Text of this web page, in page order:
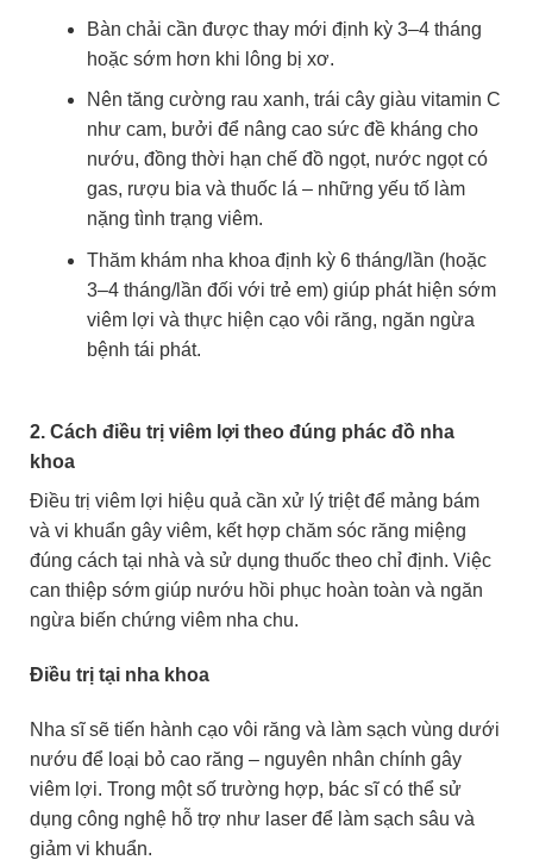
Bàn chải cần được thay mới định kỳ 3–4 tháng
hoặc sớm hơn khi lông bị xơ.
Nên tăng cường rau xanh, trái cây giàu vitamin C
như cam, bưởi để nâng cao sức đề kháng cho
nướu, đồng thời hạn chế đồ ngọt, nước ngọt có
gas, rượu bia và thuốc lá – những yếu tố làm
nặng tình trạng viêm.
Thăm khám nha khoa định kỳ 6 tháng/lần (hoặc
3–4 tháng/lần đối với trẻ em) giúp phát hiện sớm
viêm lợi và thực hiện cạo vôi răng, ngăn ngừa
bệnh tái phát.
2. Cách điều trị viêm lợi theo đúng phác đồ nha
khoa
Điều trị viêm lợi hiệu quả cần xử lý triệt để mảng bám
và vi khuẩn gây viêm, kết hợp chăm sóc răng miệng
đúng cách tại nhà và sử dụng thuốc theo chỉ định. Việc
can thiệp sớm giúp nướu hồi phục hoàn toàn và ngăn
ngừa biến chứng viêm nha chu.
Điều trị tại nha khoa
Nha sĩ sẽ tiến hành cạo vôi răng và làm sạch vùng dưới
nướu để loại bỏ cao răng – nguyên nhân chính gây
viêm lợi. Trong một số trường hợp, bác sĩ có thể sử
dụng công nghệ hỗ trợ như laser để làm sạch sâu và
giảm vi khuẩn.